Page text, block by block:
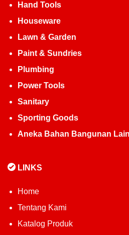
Hand Tools
Houseware
Lawn & Garden
Paint & Sundries
Plumbing
Power Tools
Sanitary
Sporting Goods
Aneka Bahan Bangunan
LINKS
Home
Tentang Kami
Katalog Produk